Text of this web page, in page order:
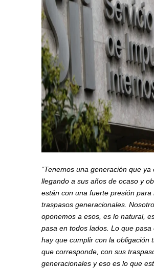
“Tenemos una generación que ya
llegando a sus años de ocaso y
están con una fuerte presión para
traspasos generacionales.
oponemos a esos, es lo natural,
pasa en todos lados. Lo que pasa
hay que cumplir con la obligación
que corresponde, con sus
generacionales y eso es lo que